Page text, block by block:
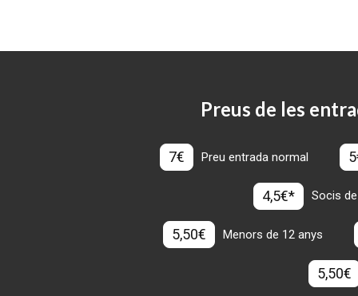
Preus de les
7€ Preu entrada normal
4,5€* Socis
5,50€ Menors de 12 anys
5,50€